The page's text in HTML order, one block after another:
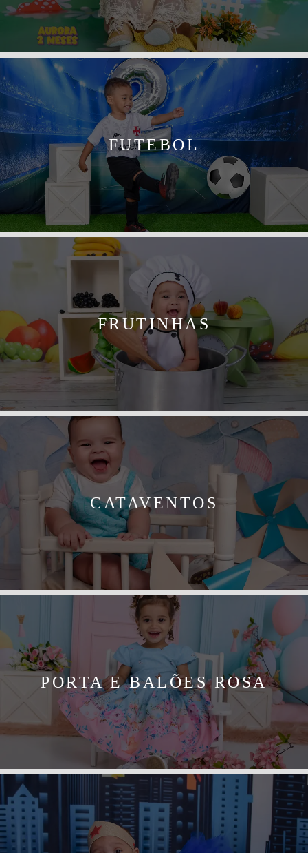
FUTEBOL
FRUTINHAS
CATAVENTOS
PORTA E BALÕES ROSA